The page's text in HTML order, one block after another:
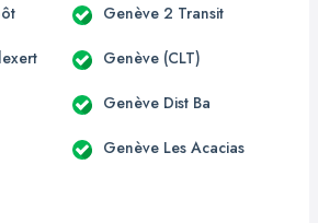
Genève 2 Transit
Genève (CLT)
Genève Dist Ba
Genève Les Acacias